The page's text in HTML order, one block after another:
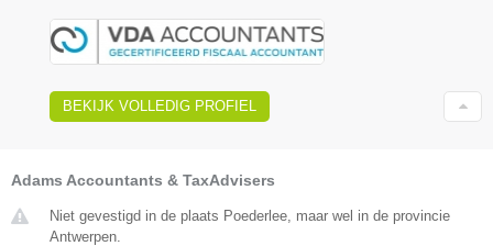
BEKIJK VOLLEDIG PROFIEL
Adams Accountants & TaxAdvisers
Niet gevestigd in de plaats Poederlee, maar wel in de provincie
Antwerpen.